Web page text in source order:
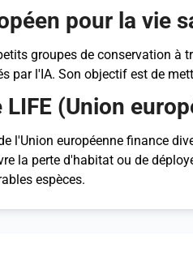
pour la vie
groupes de conservation à
par l'IA. Son objectif est de
(Union
l'Union européenne finance
la perte d'habitat ou de
espèces.